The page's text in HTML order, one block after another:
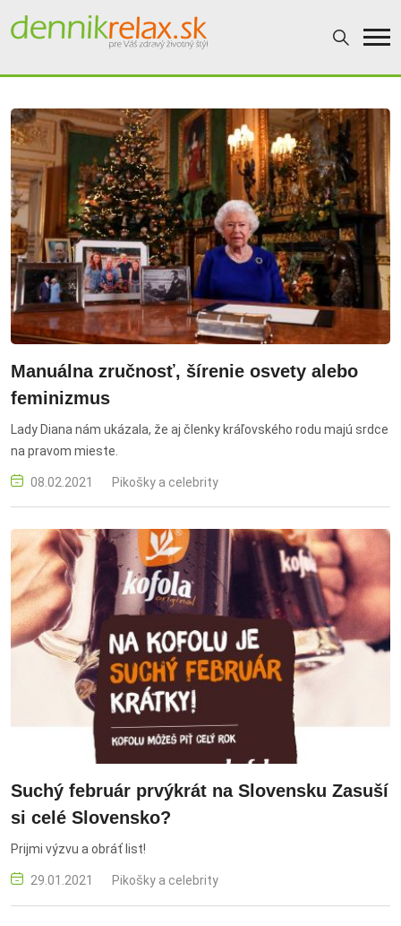
Dennikrelax
Manuálna zručnosť, šírenie osvety alebo
feminizmus
Lady Diana nám ukázala, že aj členky kráľovského rodu majú srdce
na pravom mieste.
08.02.2021 Pikošky a celebrity
Suchý február prvýkrát na Slovensku Zasuší
si celé Slovensko?
Prijmi výzvu a obráť list!
29.01.2021 Pikošky a celebrity